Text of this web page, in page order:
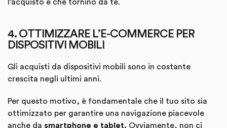
l’acquisto e che tornino da te.
4. OTTIMIZZARE L’E-COMMERCE PER
DISPOSITIVI MOBILI
Gli acquisti da dispositivi mobili sono in costante
crescita negli ultimi anni.
Per questo motivo, è fondamentale che il tuo sito sia
ottimizzato per garantire una navigazione piacevole
anche da smartphone e tablet. Ovviamente, non ci